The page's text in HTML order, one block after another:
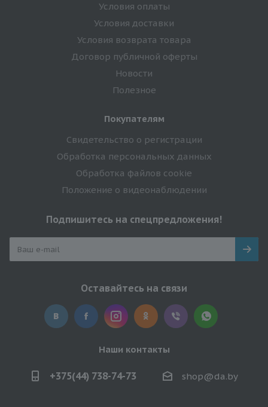
Условия оплаты
Условия доставки
Условия возврата товара
Договор публичной оферты
Новости
Полезное
Покупателям
Свидетельство о регистрации
Обработка персональных данных
Обработка файлов cookie
Положение о видеонаблюдении
Подпишитесь на спецпредложения!
Оставайтесь на связи
Наши контакты
+375(44) 738-74-73 shop@da.by